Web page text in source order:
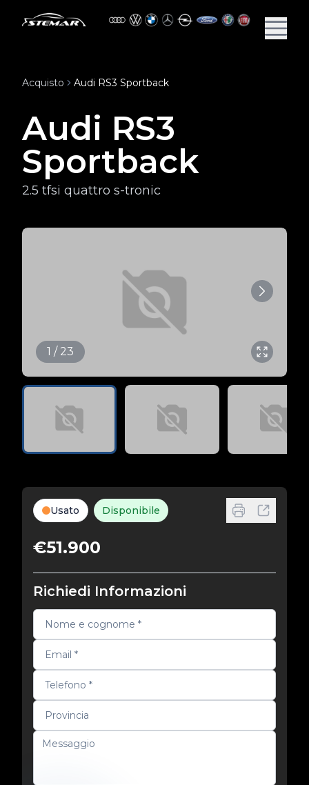
Acquisto Audi RS3 Sportback
Audi RS3
Sportback
2.5 tfsi quattro s-tronic
1 / 23
Usato Disponibile
€51.900
Richiedi Informazioni